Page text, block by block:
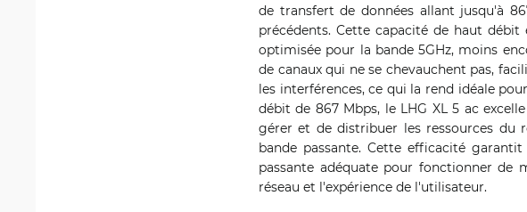
de transfert de données allant jusqu'à
précédents. Cette capacité de haut
optimisée pour la bande 5GHz, moins
de canaux qui ne se chevauchent pas,
les interférences, ce qui la rend idéale
débit de 867 Mbps, le LHG XL 5 ac
gérer et de distribuer les ressources du
bande passante. Cette efficacité
passante adéquate pour fonctionner de
réseau et l'expérience de l'utilisateur.